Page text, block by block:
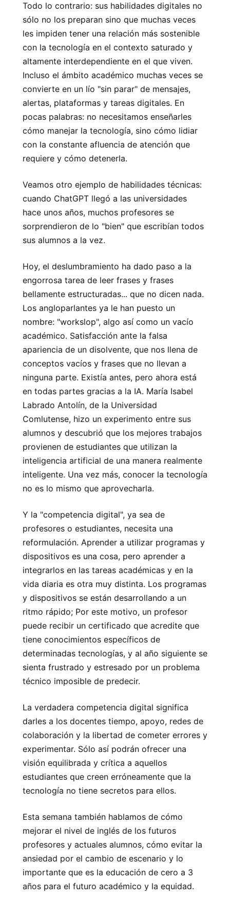
Todo lo contrario: sus habilidades digitales no
sólo no los preparan sino que muchas veces
les impiden tener una relación más sostenible
con la tecnología en el contexto saturado y
altamente interdependiente en el que viven.
Incluso el ámbito académico muchas veces se
convierte en un lío "sin parar" de mensajes,
alertas, plataformas y tareas digitales. En
pocas palabras: no necesitamos enseñarles
cómo manejar la tecnología, sino cómo lidiar
con la constante afluencia de atención que
requiere y cómo detenerla.
Veamos otro ejemplo de habilidades técnicas:
cuando ChatGPT llegó a las universidades
hace unos años, muchos profesores se
sorprendieron de lo "bien" que escribían todos
sus alumnos a la vez.
Hoy, el deslumbramiento ha dado paso a la
engorrosa tarea de leer frases y frases
bellamente estructuradas... que no dicen nada.
Los angloparlantes ya le han puesto un
nombre: "workslop", algo así como un vacío
académico. Satisfacción ante la falsa
apariencia de un disolvente, que nos llena de
conceptos vacíos y frases que no llevan a
ninguna parte. Existía antes, pero ahora está
en todas partes gracias a la IA. María Isabel
Labrado Antolín, de la Universidad
Comlutense, hizo un experimento entre sus
alumnos y descubrió que los mejores trabajos
provienen de estudiantes que utilizan la
inteligencia artificial de una manera realmente
inteligente. Una vez más, conocer la tecnología
no es lo mismo que aprovecharla.
Y la "competencia digital", ya sea de
profesores o estudiantes, necesita una
reformulación. Aprender a utilizar programas y
dispositivos es una cosa, pero aprender a
integrarlos en las tareas académicas y en la
vida diaria es otra muy distinta. Los programas
y dispositivos se están desarrollando a un
ritmo rápido; Por este motivo, un profesor
puede recibir un certificado que acredite que
tiene conocimientos específicos de
determinadas tecnologías, y al año siguiente se
sienta frustrado y estresado por un problema
técnico imposible de predecir.
La verdadera competencia digital significa
darles a los docentes tiempo, apoyo, redes de
colaboración y la libertad de cometer errores y
experimentar. Sólo así podrán ofrecer una
visión equilibrada y crítica a aquellos
estudiantes que creen erróneamente que la
tecnología no tiene secretos para ellos.
Esta semana también hablamos de cómo
mejorar el nivel de inglés de los futuros
profesores y actuales alumnos, cómo evitar la
ansiedad por el cambio de escenario y lo
importante que es la educación de cero a 3
años para el futuro académico y la equidad.